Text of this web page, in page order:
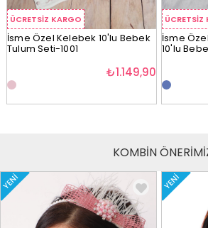
ÜCRETSIZ KARGO
İsme Özel Kelebek 10'lu Bebek
Tulum Seti-1001
₺1.149,90
ÜCRETSIZ
İsme
10'lu
KOMBİN
YENI YENI